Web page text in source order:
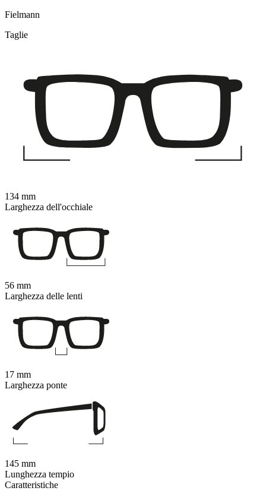
Fielmann
Caratteristiche
Taglie
134 mm
Larghezza dell'occhiale
56 mm
Larghezza delle lenti
17 mm
Larghezza ponte
145 mm
Lunghezza tempio